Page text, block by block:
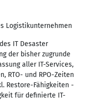
Logistikunternehmen
IT Desaster
der bisher zugrunde
aller IT-Services,
RTO- und RPO-Zeiten
Restore-Fähigkeiten -
für definierte IT-